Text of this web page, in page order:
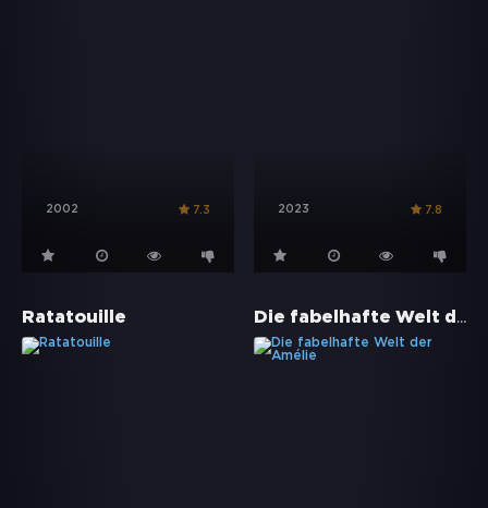
2002 7.3 2023 7.8
Ratatouille Die fabelhafte Welt der Amélie